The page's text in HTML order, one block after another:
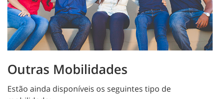
Outras Mobilidades
Estão ainda disponíveis os seguintes tipo de